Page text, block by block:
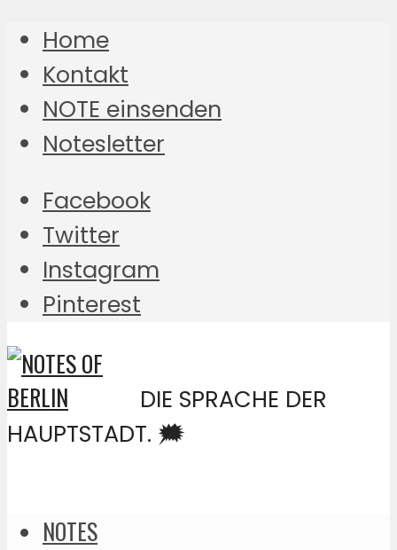
Home
Kontakt
NOTE einsenden
Notesletter
Facebook
Twitter
Instagram
Pinterest
DIE SPRACHE DER
HAUPTSTADT. 🗯️
NOTES